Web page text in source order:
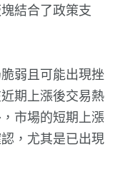
結合了政策支
弱且可能出現挫
期上漲後交易熱
市場的短期上漲
，尤其是已出現